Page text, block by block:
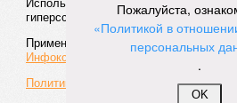
Использование материалов «Версии»
гиперссылки запрещено
Применяются рекомендательные
Инфокс
Политика конфиденциальности
Пожалуйста,
«Политикой в
персональных
.
OK